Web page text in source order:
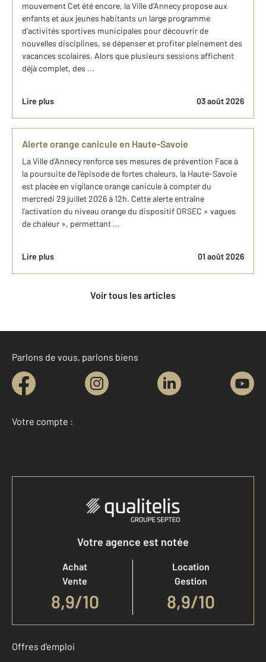
mouvement Cet été encore, la Ville d’Annecy propose aux
enfants et aux jeunes habitants un large programme
d’activités sportives municipales pour découvrir de
nouvelles disciplines, se dépenser et profiter pleinement des
vacances scolaires. Alors que plusieurs sessions affichent
déjà complet, des ...
Lire plus 03 août 2026
Alerte orange canicule en Haute-Savoie
La Ville d’Annecy renforce ses mesures de prévention Face à
la poursuite de l’épisode de fortes chaleurs, la Haute-Savoie
est placée en vigilance orange canicule à compter du
mercredi 29 juillet 2026 à 12h. Cette alerte entraîne
l’activation du niveau orange du dispositif ORSEC « vagues
de chaleur », permettant ...
Lire plus 01 août 2026
Voir tous les articles
Parlons de vous, parlons biens
Votre compte :
Accéder à mon compte
Votre agence est notée
Achat
Vente
8,9/10
Location
Gestion
8,9/10
Offres d'emploi